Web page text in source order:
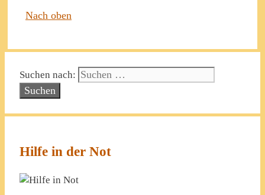
Nach oben
Suchen nach:
Hilfe in der Not